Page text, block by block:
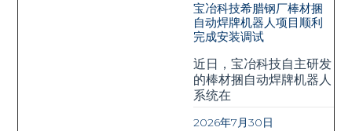
宝冶科技希腊钢厂棒材捆
自动焊牌机器人项目顺利
完成安装调试
近日，宝冶科技自主研发
的棒材捆自动焊牌机器人
系统在
2026年7月30日